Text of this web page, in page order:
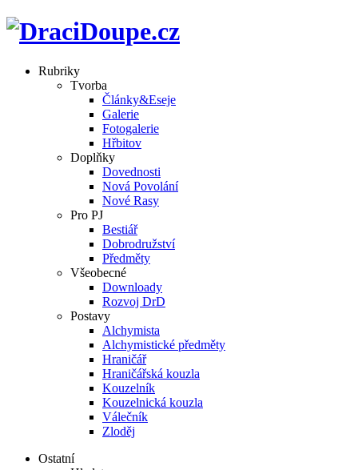
Rubriky
Tvorba
Články&Eseje
Galerie
Fotogalerie
Hřbitov
Doplňky
Dovednosti
Nová Povolání
Nové Rasy
Pro PJ
Bestiář
Dobrodružství
Předměty
Všeobecné
Downloady
Rozvoj DrD
Postavy
Alchymista
Alchymistické předměty
Hraničář
Hraničářská kouzla
Kouzelník
Kouzelnická kouzla
Válečník
Zloděj
Ostatní